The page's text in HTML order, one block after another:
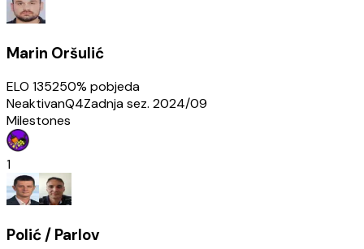
Marin Oršulić
ELO 135250% pobjeda
NeaktivanQ4Zadnja sez. 2024/09
Milestones
1
Polić / Parlov